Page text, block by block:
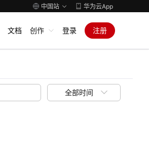
中国站 华为云App
文档 创作 登录 注册
全部时间